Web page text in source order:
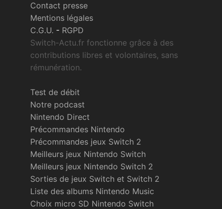
Contact presse
Mentions légales
C.G.U. - RGPD
Switch-Actu.fr fonctionne grâce à des
contributions libres et volontaires, sans
rémunération.
Test de débit
Notre podcast
Nintendo Direct
Précommandes Nintendo
Précommandes jeux Switch 2
Meilleurs jeux Nintendo Switch
Meilleurs jeux Nintendo Switch 2
Sorties de jeux Switch et Switch 2
Liste des albums Nintendo Music
Choix micro SD Nintendo Switch